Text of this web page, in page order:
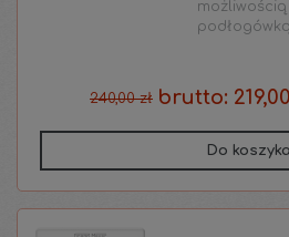
240,00 zł brutto:
Do koszyka